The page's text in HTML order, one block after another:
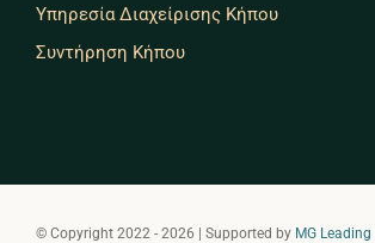
Υπηρεσία Διαχείρισης Κήπου
Συντήρηση Κήπου
© Copyright 2022 - 2026 | Supported by MG Leading